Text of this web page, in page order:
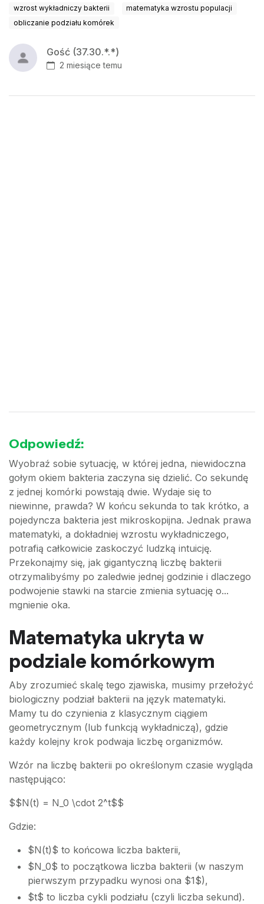
wzrost wykładniczy bakterii
matematyka wzrostu populacji
obliczanie podziału komórek
Gość (37.30.*.*)
2 miesiące temu
Odpowiedź:
Wyobraź sobie sytuację, w której jedna, niewidoczna
gołym okiem bakteria zaczyna się dzielić. Co sekundę
z jednej komórki powstają dwie. Wydaje się to
niewinne, prawda? W końcu sekunda to tak krótko, a
pojedyncza bakteria jest mikroskopijna. Jednak prawa
matematyki, a dokładniej wzrostu wykładniczego,
potrafią całkowicie zaskoczyć ludzką intuicję.
Przekonajmy się, jak gigantyczną liczbę bakterii
otrzymalibyśmy po zaledwie jednej godzinie i dlaczego
podwojenie stawki na starcie zmienia sytuację o...
mgnienie oka.
Matematyka ukryta w
podziale komórkowym
Aby zrozumieć skalę tego zjawiska, musimy przełożyć
biologiczny podział bakterii na język matematyki.
Mamy tu do czynienia z klasycznym ciągiem
geometrycznym (lub funkcją wykładniczą), gdzie
każdy kolejny krok podwaja liczbę organizmów.
Wzór na liczbę bakterii po określonym czasie wygląda
następująco:
$$N(t) = N_0 \cdot 2^t$$
Gdzie:
$N(t)$ to końcowa liczba bakterii,
$N_0$ to początkowa liczba bakterii (w naszym
pierwszym przypadku wynosi ona $1$),
$t$ to liczba cykli podziału (czyli liczba sekund).